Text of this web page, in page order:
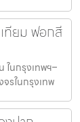
ทียม ฟอกสี
นกรุงเทพฯ–
รในกรุงเทพ